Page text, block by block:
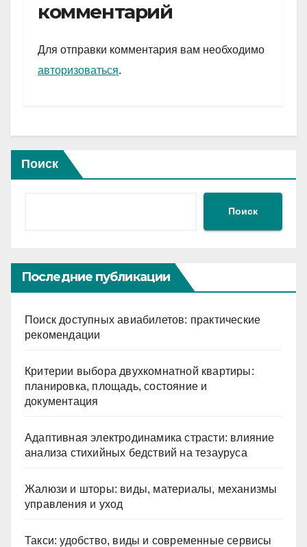
a
m
A
p
и
комментарий
Для отправки комментария вам необходимо
авторизоваться.
Поиск
Поиск
Последние публикации
Поиск доступных авиабилетов: практические
рекомендации
Критерии выбора двухкомнатной квартиры:
планировка, площадь, состояние и
документация
Адаптивная электродинамика страсти: влияние
анализа стихийных бедствий на тезауруса
Жалюзи и шторы: виды, материалы, механизмы
управления и уход
Такси: удобство, виды и современные сервисы